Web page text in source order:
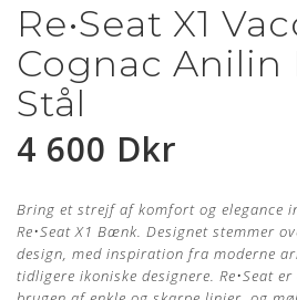
Hoppa
till
början
av
bildgalleriet
Re•Seat X1
Cognac Anilin
Stål
4 600 Dkr
Bring et strejf af komfort og elegance
Re•Seat X1 Bænk. Designet stemmer
design, med inspiration fra moderne
tidligere ikoniske designere. Re•Seat